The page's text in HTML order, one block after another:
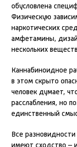
обусловлена
Физическую
наркотических
амфетамины,
нескольких
Каннабиноидное
в этом скрыто
человек думает,
расслабления, но
единственный
Все разновидности